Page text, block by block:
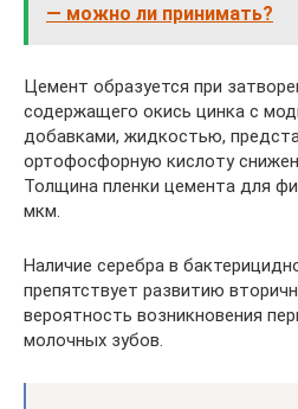
— можно ли принимать?
Цемент образуется при
содержащего окись цинка с
добавками, жидкостью,
ортофосфорную кислоту
Толщина пленки цемента для
мкм.
Наличие серебра в
препятствует развитию
вероятность возникновения
молочных зубов.